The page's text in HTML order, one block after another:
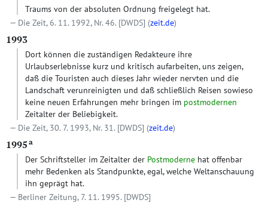
Traums von der absoluten Ordnung freigelegt hat.
Die Zeit, 6. 11. 1992, Nr. 46. [DWDS] (zeit.de)
1993
Dort können die zuständigen Redakteure ihre
Urlaubserlebnisse kurz und kritisch aufarbeiten, uns zeigen,
daß die Touristen auch dieses Jahr wieder nervten und die
Landschaft verunreinigten und daß schließlich Reisen sowieso
keine neuen Erfahrungen mehr bringen im postmodernen
Zeitalter der Beliebigkeit.
Die Zeit, 30. 7. 1993, Nr. 31. [DWDS] (zeit.de)
1995 a
Der Schriftsteller im Zeitalter der Postmoderne hat offenbar
mehr Bedenken als Standpunkte, egal, welche Weltanschauung
ihn geprägt hat.
Berliner Zeitung, 7. 11. 1995. [DWDS]